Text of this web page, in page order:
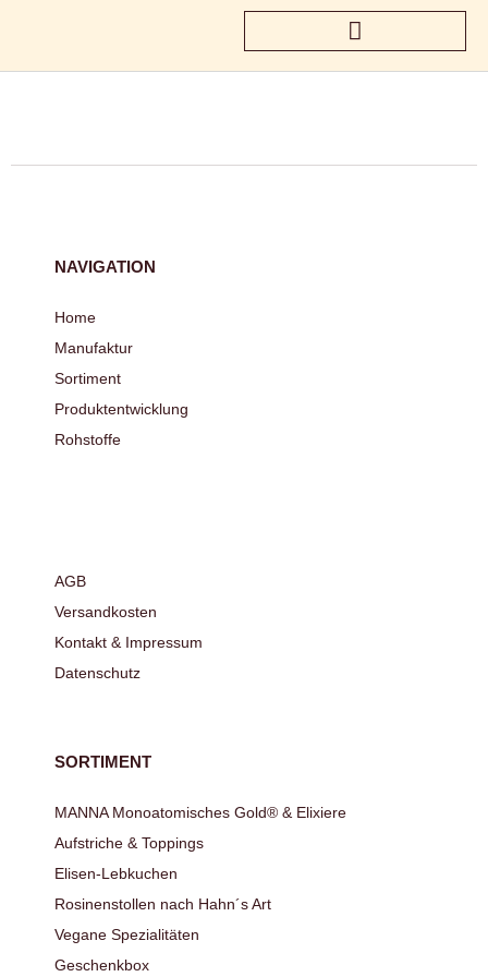
NAVIGATION
Home
Manufaktur
Sortiment
Produktentwicklung
Rohstoffe
AGB
Versandkosten
Kontakt & Impressum
Datenschutz
SORTIMENT
MANNA Monoatomisches Gold® & Elixiere
Aufstriche & Toppings
Elisen-Lebkuchen
Rosinenstollen nach Hahn´s Art
Vegane Spezialitäten
Geschenkbox